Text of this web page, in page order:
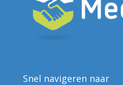
Snel navigeren naar